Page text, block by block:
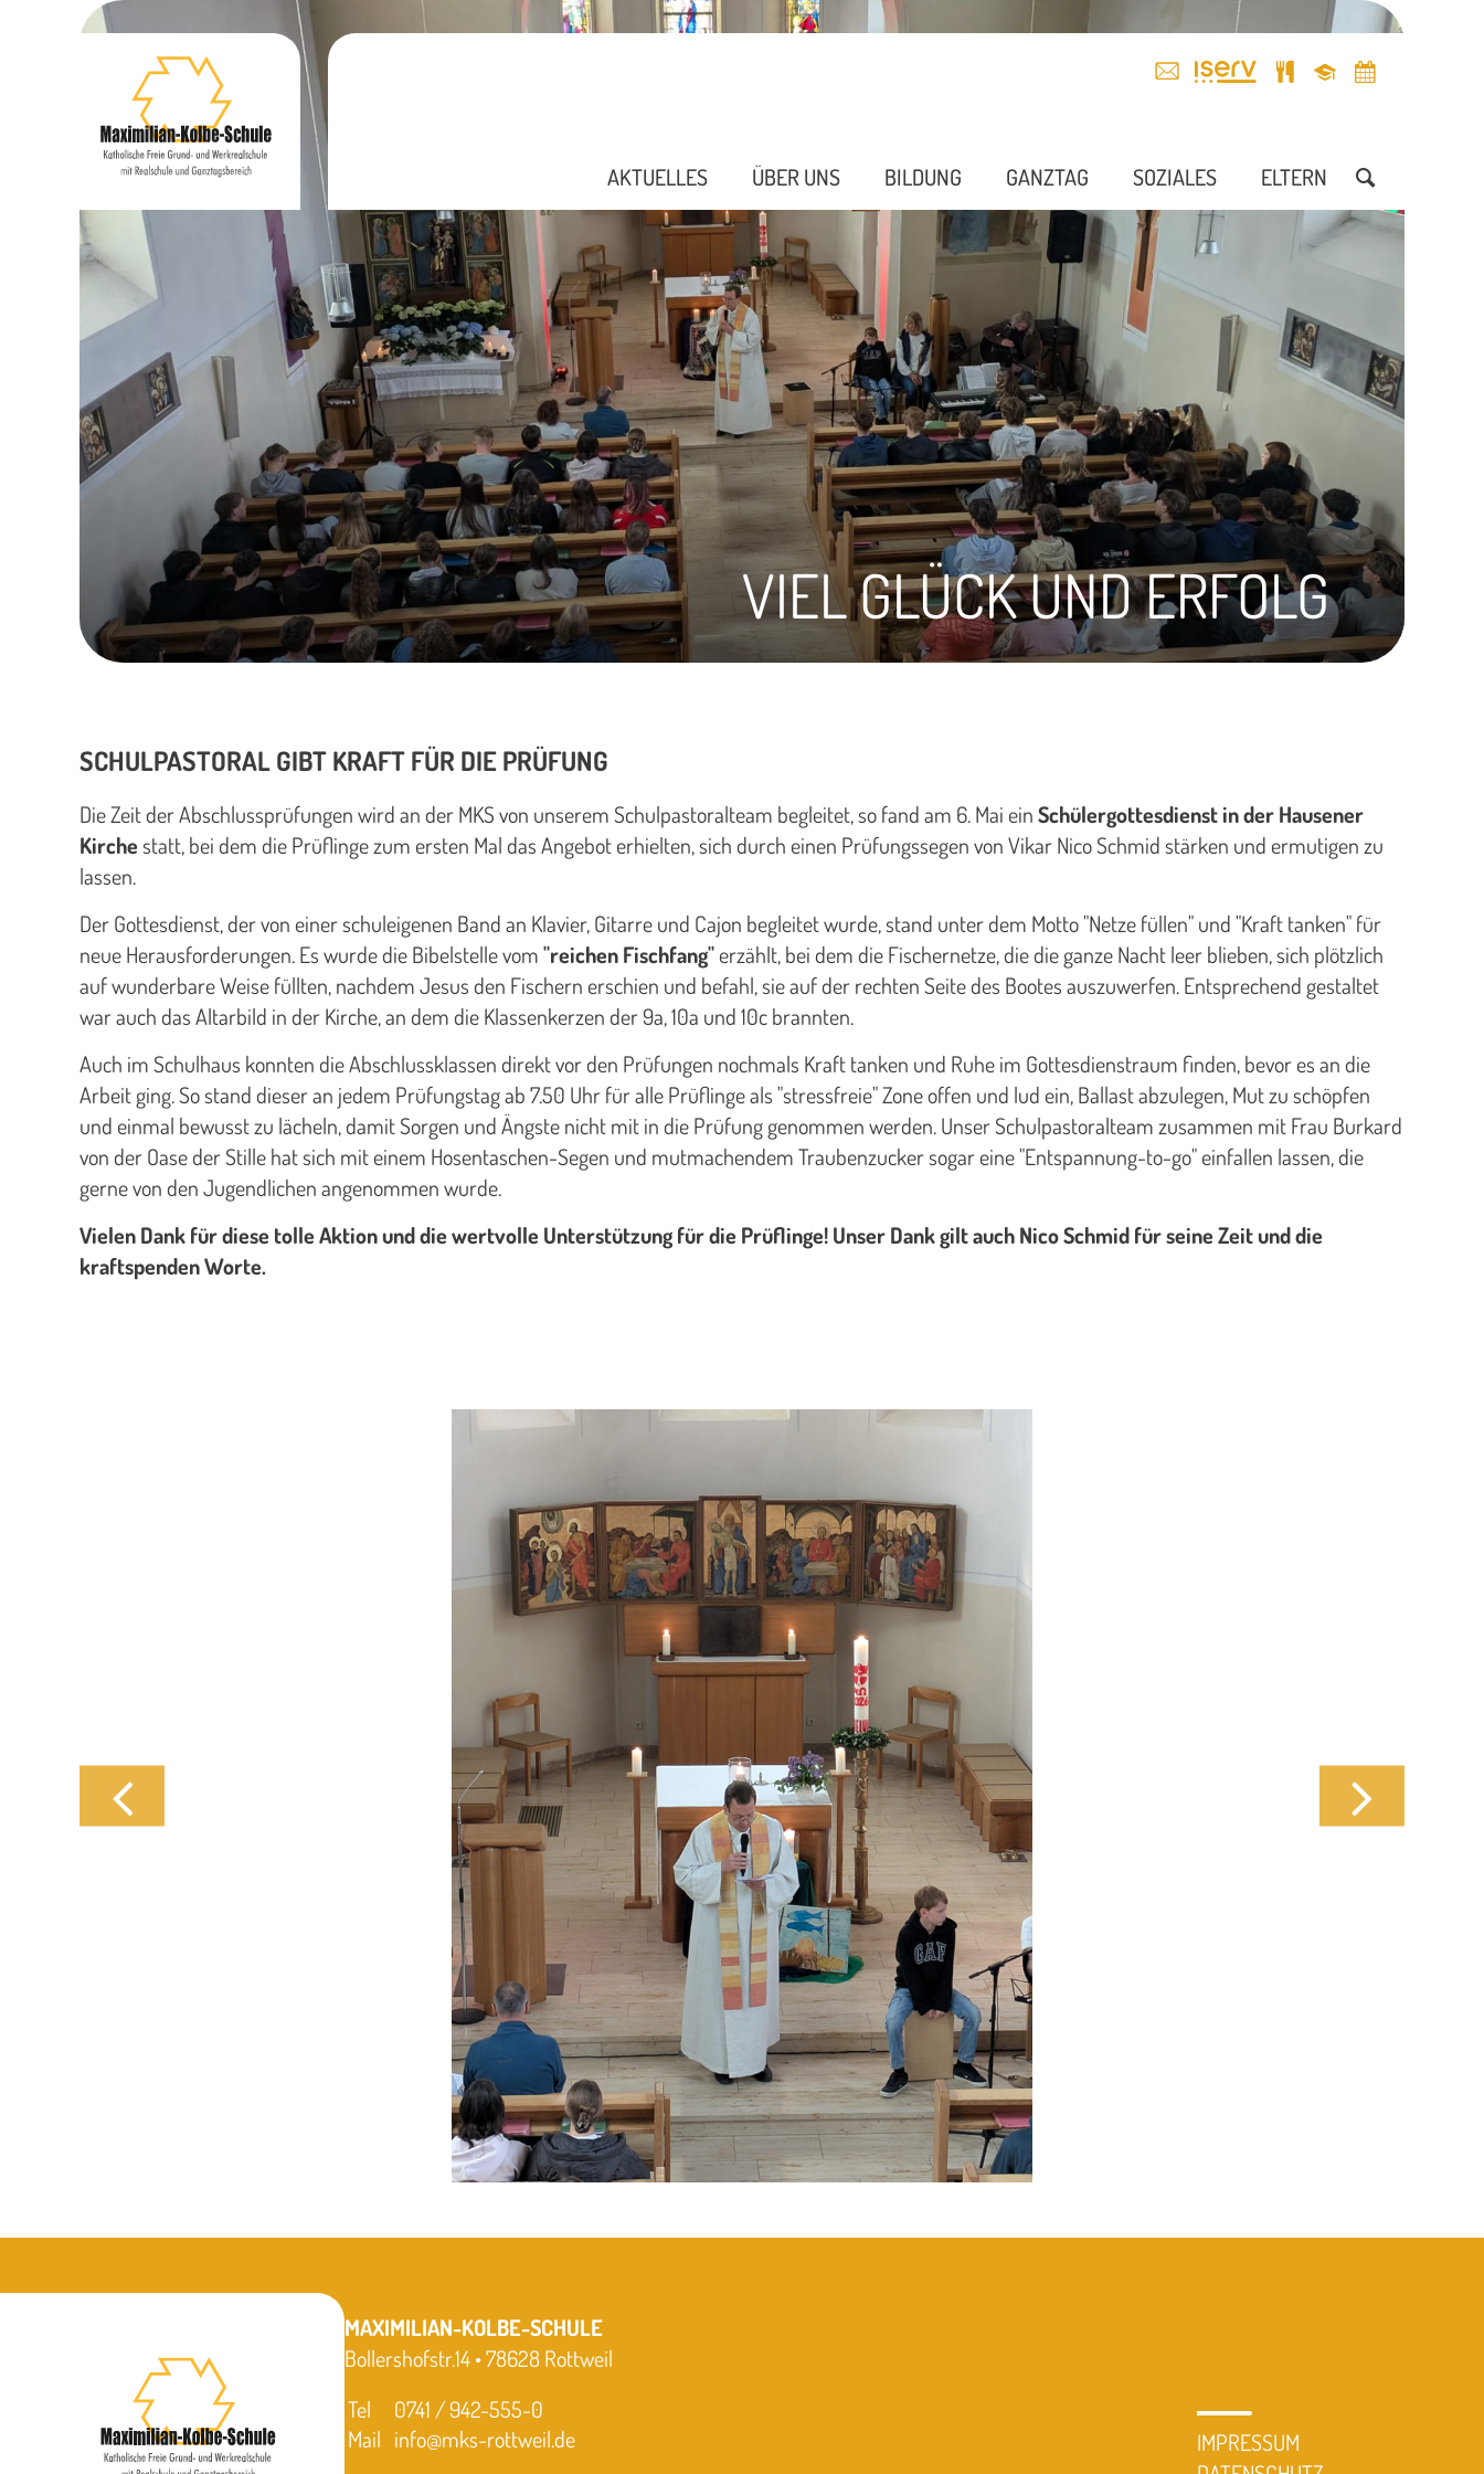
AKTUELLES ÜBER UNS BILDUNG GANZTAG SOZIALES ELTERN
VIEL GLÜCK UND ERFOLG
SCHULPASTORAL GIBT KRAFT FÜR DIE PRÜFUNG
Die Zeit der Abschlussprüfungen wird an der MKS von unserem Schulpastoralteam begleitet, so fand am 6. Mai einSchülergottesdienst in der Hausener
Kirchestatt, bei dem die Prüflinge zum ersten Mal das Angebot erhielten, sich durch einen Prüfungssegen von Vikar Nico Schmid stärken und ermutigen zu
lassen.
Der Gottesdienst, der von einer schuleigenen Band an Klavier, Gitarre und Cajon begleitet wurde, stand unter dem Motto "Netze füllen" und "Kraft tanken" für
neue Herausforderungen. Es wurde die Bibelstelle vom"reichen Fischfang"erzählt, bei dem die Fischernetze, die die ganze Nacht leer blieben, sich plötzlich
auf wunderbare Weise füllten, nachdem Jesus den Fischern erschien und befahl, sie auf der rechten Seite des Bootes auszuwerfen. Entsprechend gestaltet
war auch das Altarbild in der Kirche, an dem die Klassenkerzen der 9a, 10a und 10c brannten.
Auch im Schulhaus konnten die Abschlussklassen direkt vor den Prüfungen nochmals Kraft tanken und Ruhe im Gottesdienstraum finden, bevor es an die
Arbeit ging. So stand dieser an jedem Prüfungstag ab 7.50 Uhr für alle Prüflinge als "stressfreie" Zone offen und lud ein, Ballast abzulegen, Mut zu schöpfen
und einmal bewusst zu lächeln, damit Sorgen und Ängste nicht mit in die Prüfung genommen werden. Unser Schulpastoralteam zusammen mit Frau Burkard
von der Oase der Stille hat sich mit einem Hosentaschen-Segen und mutmachendem Traubenzucker sogar eine "Entspannung-to-go" einfallen lassen, die
gerne von den Jugendlichen angenommen wurde.
Vielen Dank für diese tolle Aktion und die wertvolle Unterstützung für die Prüflinge! Unser Dank gilt auch Nico Schmid für seine Zeit und die
kraftspenden Worte.
MAXIMILIAN-KOLBE-SCHULE
Bollershofstr.14 • 78628 Rottweil
Tel
0741 / 942-555-0
Mail info@mks-rottweil.de
IMPRESSUM